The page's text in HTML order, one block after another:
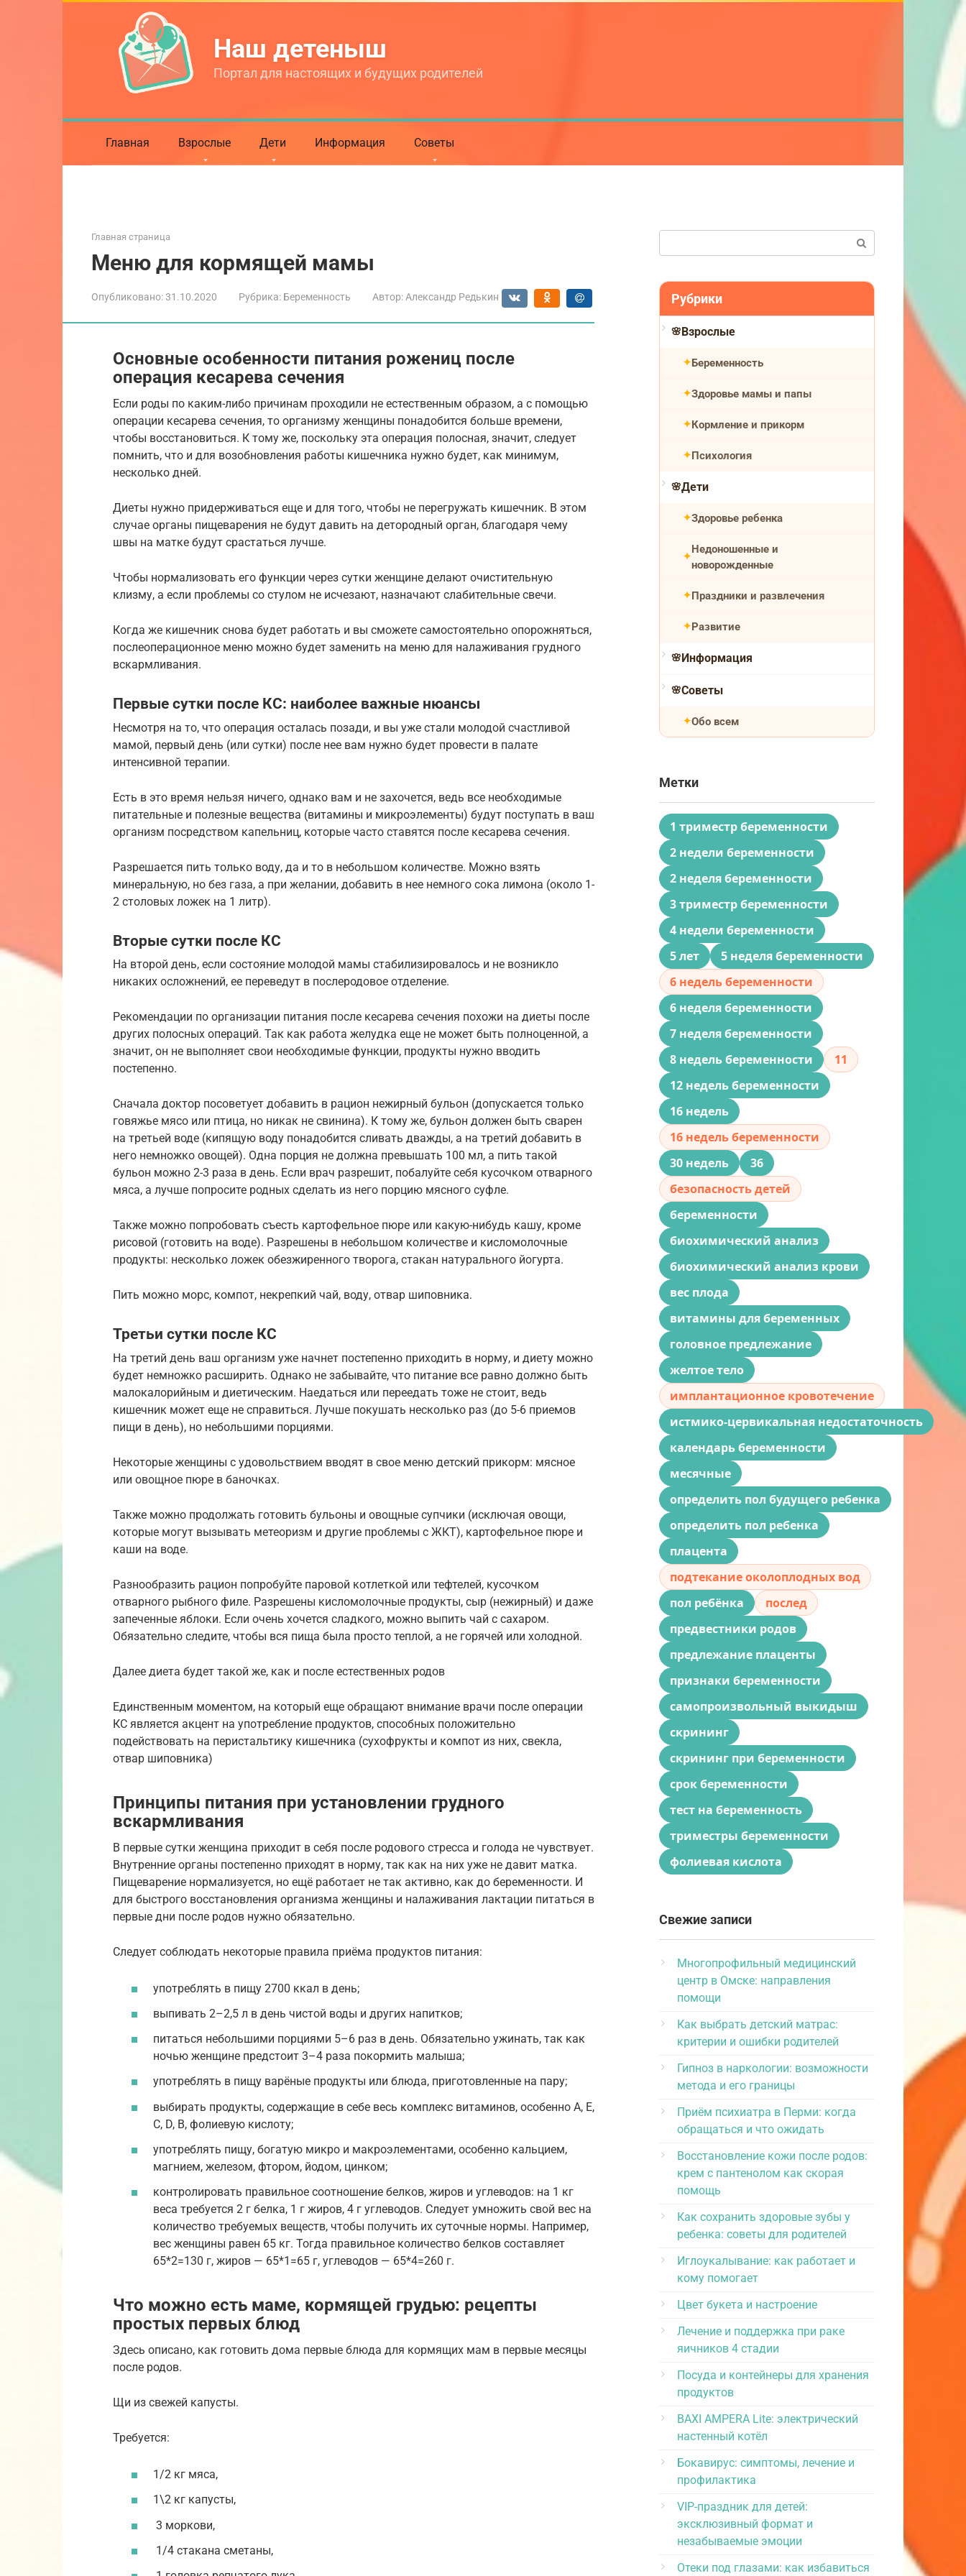
Наш детеныш
Портал для настоящих и будущих родителей
Главная Взрослые Дети Информация Советы
Главная страница
Меню для кормящей мамы
Опубликовано:31.10.2020 Рубрика: Беременность Автор: Александр Редькин
Основные особенности питания рожениц после
операция кесарева сечения
Если роды по каким-либо причинам проходили не естественным образом, а с помощью
операции кесарева сечения, то организму женщины понадобится больше времени,
чтобы восстановиться. К тому же, поскольку эта операция полосная, значит, следует
помнить, что и для возобновления работы кишечника нужно будет, как минимум,
несколько дней.
Диеты нужно придерживаться еще и для того, чтобы не перегружать кишечник. В этом
случае органы пищеварения не будут давить на детородный орган, благодаря чему
швы на матке будут срастаться лучше.
Чтобы нормализовать его функции через сутки женщине делают очистительную
клизму, а если проблемы со стулом не исчезают, назначают слабительные свечи.
Когда же кишечник снова будет работать и вы сможете самостоятельно опорожняться,
послеоперационное меню можно будет заменить на меню для налаживания грудного
вскармливания.
Первые сутки после КС: наиболее важные нюансы
Несмотря на то, что операция осталась позади, и вы уже стали молодой счастливой
мамой, первый день (или сутки) после нее вам нужно будет провести в палате
интенсивной терапии.
Есть в это время нельзя ничего, однако вам и не захочется, ведь все необходимые
питательные и полезные вещества (витамины и микроэлементы) будут поступать в ваш
организм посредством капельниц, которые часто ставятся после кесарева сечения.
Разрешается пить только воду, да и то в небольшом количестве. Можно взять
минеральную, но без газа, а при желании, добавить в нее немного сока лимона (около 1-
2 столовых ложек на 1 литр).
Вторые сутки после КС
На второй день, если состояние молодой мамы стабилизировалось и не возникло
никаких осложнений, ее переведут в послеродовое отделение.
Рекомендации по организации питания после кесарева сечения похожи на диеты после
других полосных операций. Так как работа желудка еще не может быть полноценной, а
значит, он не выполняет свои необходимые функции, продукты нужно вводить
постепенно.
Сначала доктор посоветует добавить в рацион нежирный бульон (допускается только
говяжье мясо или птица, но никак не свинина). К тому же, бульон должен быть сварен
на третьей воде (кипящую воду понадобится сливать дважды, а на третий добавить в
него немножко овощей). Одна порция не должна превышать 100 мл, а пить такой
бульон можно 2-3 раза в день. Если врач разрешит, побалуйте себя кусочком отварного
мяса, а лучше попросите родных сделать из него порцию мясного суфле.
Также можно попробовать съесть картофельное пюре или какую-нибудь кашу, кроме
рисовой (готовить на воде). Разрешены в небольшом количестве и кисломолочные
продукты: несколько ложек обезжиренного творога, стакан натурального йогурта.
Пить можно морс, компот, некрепкий чай, воду, отвар шиповника.
Третьи сутки после КС
На третий день ваш организм уже начнет постепенно приходить в норму, и диету можно
будет немножко расширить. Однако не забывайте, что питание все равно должно быть
малокалорийным и диетическим. Наедаться или переедать тоже не стоит, ведь
кишечник может еще не справиться. Лучше покушать несколько раз (до 5-6 приемов
пищи в день), но небольшими порциями.
Некоторые женщины с удовольствием вводят в свое меню детский прикорм: мясное
или овощное пюре в баночках.
Также можно продолжать готовить бульоны и овощные супчики (исключая овощи,
которые могут вызывать метеоризм и другие проблемы с ЖКТ), картофельное пюре и
каши на воде.
Разнообразить рацион попробуйте паровой котлеткой или тефтелей, кусочком
отварного рыбного филе. Разрешены кисломолочные продукты, сыр (нежирный) и даже
запеченные яблоки. Если очень хочется сладкого, можно выпить чай с сахаром.
Обязательно следите, чтобы вся пища была просто теплой, а не горячей или холодной.
Далее диета будет такой же, как и после естественных родов
Единственным моментом, на который еще обращают внимание врачи после операции
КС является акцент на употребление продуктов, способных положительно
подействовать на перистальтику кишечника (сухофрукты и компот из них, свекла,
отвар шиповника)
Принципы питания при установлении грудного
вскармливания
В первые сутки женщина приходит в себя после родового стресса и голода не чувствует.
Внутренние органы постепенно приходят в норму, так как на них уже не давит матка.
Пищеварение нормализуется, но ещё работает не так активно, как до беременности. И
для быстрого восстановления организма женщины и налаживания лактации питаться в
первые дни после родов нужно обязательно.
Следует соблюдать некоторые правила приёма продуктов питания:
употреблять в пищу 2700 ккал в день;
выпивать 2–2,5 л в день чистой воды и других напитков;
питаться небольшими порциями 5–6 раз в день. Обязательно ужинать, так как
ночью женщине предстоит 3–4 раза покормить малыша;
употреблять в пищу варёные продукты или блюда, приготовленные на пару;
выбирать продукты, содержащие в себе весь комплекс витаминов, особенно А, Е,
С, D, В, фолиевую кислоту;
употреблять пищу, богатую микро и макроэлементами, особенно кальцием,
магнием, железом, фтором, йодом, цинком;
контролировать правильное соотношение белков, жиров и углеводов: на 1 кг
веса требуется 2 г белка, 1 г жиров, 4 г углеводов. Следует умножить свой вес на
количество требуемых веществ, чтобы получить их суточные нормы. Например,
вес женщины равен 65 кг. Тогда правильное количество белков составляет
65*2=130 г, жиров — 65*1=65 г, углеводов — 65*4=260 г.
Что можно есть маме, кормящей грудью: рецепты
простых первых блюд
Здесь описано, как готовить дома первые блюда для кормящих мам в первые месяцы
после родов.
Щи из свежей капусты.
Требуется:
1/2 кг мяса,
1\2 кг капусты,
3 моркови,
1/4 стакана сметаны,
Рубрики
Взрослые
Беременность
Здоровье мамы и папы
Кормление и прикорм
Психология
Дети
Здоровье ребенка
Недоношенные и
новорожденные
Праздники и развлечения
Развитие
Информация
Советы
Обо всем
Метки
1 триместр беременности
2 недели беременности
2 неделя беременности
3 триместр беременности
4 недели беременности
5 лет
5 неделя беременности
6 недель беременности
6 неделя беременности
7 неделя беременности
8 недель беременности
11
12 недель беременности
16 недель
16 недель беременности
30 недель
36
безопасность детей
беременности
биохимический анализ
биохимический анализ крови
вес плода
витамины для беременных
головное предлежание
желтое тело
имплантационное кровотечение
истмико-цервикальная недостаточность
календарь беременности
месячные
определить пол будущего ребенка
определить пол ребенка
плацента
подтекание околоплодных вод
пол ребёнка
послед
предвестники родов
предлежание плаценты
признаки беременности
самопроизвольный выкидыш
скрининг
скрининг при беременности
срок беременности
тест на беременность
триместры беременности
фолиевая кислота
Свежие записи
Многопрофильный медицинский
центр в Омске: направления
помощи
Как выбрать детский матрас:
критерии и ошибки родителей
Гипноз в наркологии: возможности
метода и его границы
Приём психиатра в Перми: когда
обращаться и что ожидать
Восстановление кожи после родов:
крем с пантенолом как скорая
помощь
Как сохранить здоровые зубы у
ребенка: советы для родителей
Иглоукалывание: как работает и
кому помогает
Цвет букета и настроение
Лечение и поддержка при раке
яичников 4 стадии
Посуда и контейнеры для хранения
продуктов
BAXI AMPERA Lite: электрический
настенный котёл
Бокавирус: симптомы, лечение и
профилактика
VIP-праздник для детей:
эксклюзивный формат и
незабываемые эмоции
Отеки под глазами: как избавиться